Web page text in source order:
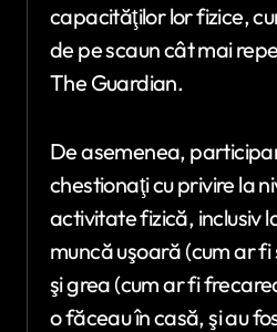
capacităţilor lor fizice,
de pe scaun cât mai
The Guardian.
De asemenea,
chestionaţi cu privire la
activitate fizică, inclusiv
muncă uşoară (cum ar
şi grea (cum ar fi
o făceau în casă, şi au